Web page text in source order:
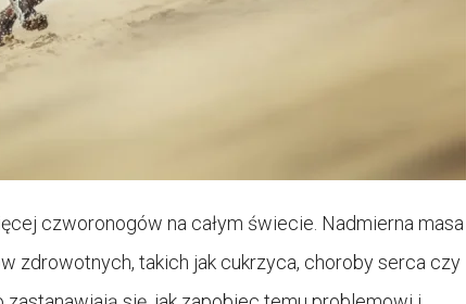
czworonogów na całym świecie. Nadmierna masa
zdrowotnych, takich jak cukrzyca, choroby serca czy